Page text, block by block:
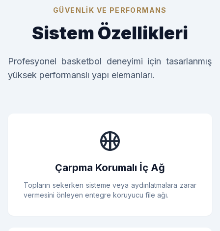
GÜVENLİK VE PERFORMANS
Sistem Özellikleri
Profesyonel basketbol deneyimi için tasarlanmış
yüksek performanslı yapı elemanları.
sports_basketball
Çarpma Korumalı İç Ağ
Topların sekerken sisteme veya aydınlatmalara zarar
vermesini önleyen entegre koruyucu file ağı.